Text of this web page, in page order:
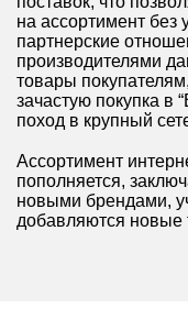
на ассортимент
партнерские
производителями
товары
зачастую покупка в
поход в крупный
Ассортимент
пополняется,
новыми брендами,
добавляются новые